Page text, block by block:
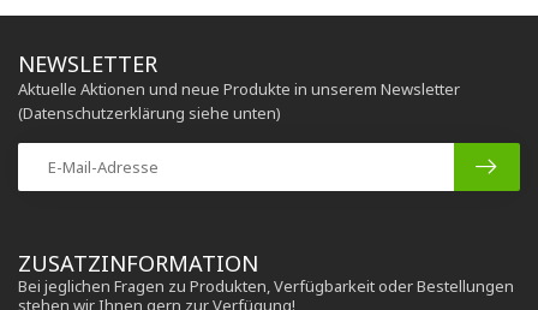
ZUSATZINFORMATION
Bei jeglichen Fragen zu Produkten, Verfügbarkeit oder Bestellungen
NEWSLETTER
Aktuelle Aktionen und neue Produkte in unserem Newsletter
(Datenschutzerklärung siehe unten)